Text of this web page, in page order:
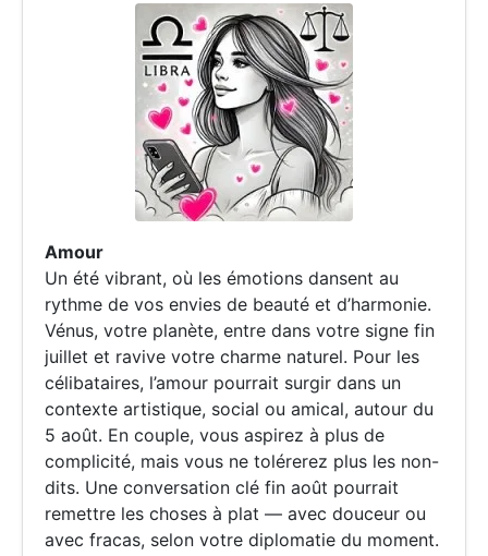
Amour
Un été vibrant, où les émotions dansent au
rythme de vos envies de beauté et d’harmonie.
Vénus, votre planète, entre dans votre signe fin
juillet et ravive votre charme naturel. Pour les
célibataires, l’amour pourrait surgir dans un
contexte artistique, social ou amical, autour du
5 août. En couple, vous aspirez à plus de
complicité, mais vous ne tolérerez plus les non-
dits. Une conversation clé fin août pourrait
remettre les choses à plat — avec douceur ou
avec fracas, selon votre diplomatie du moment.